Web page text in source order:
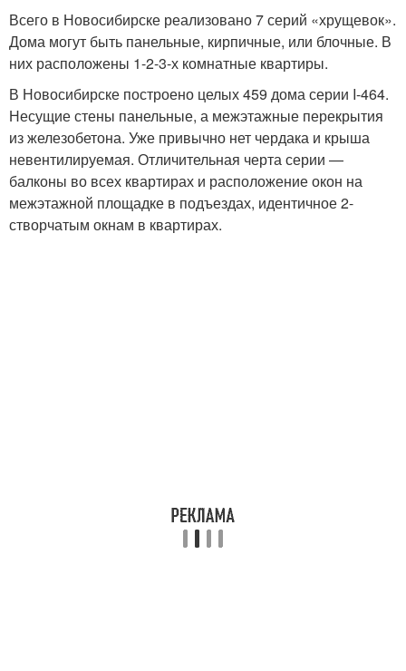
Всего в Новосибирске реализовано 7 серий «хрущевок».
Дома могут быть панельные, кирпичные, или блочные. В
них расположены 1-2-3-х комнатные квартиры.
В Новосибирске построено целых 459 дома серии I-464.
Несущие стены панельные, а межэтажные перекрытия
из железобетона. Уже привычно нет чердака и крыша
невентилируемая. Отличительная черта серии —
балконы во всех квартирах и расположение окон на
межэтажной площадке в подъездах, идентичное 2-
створчатым окнам в квартирах.